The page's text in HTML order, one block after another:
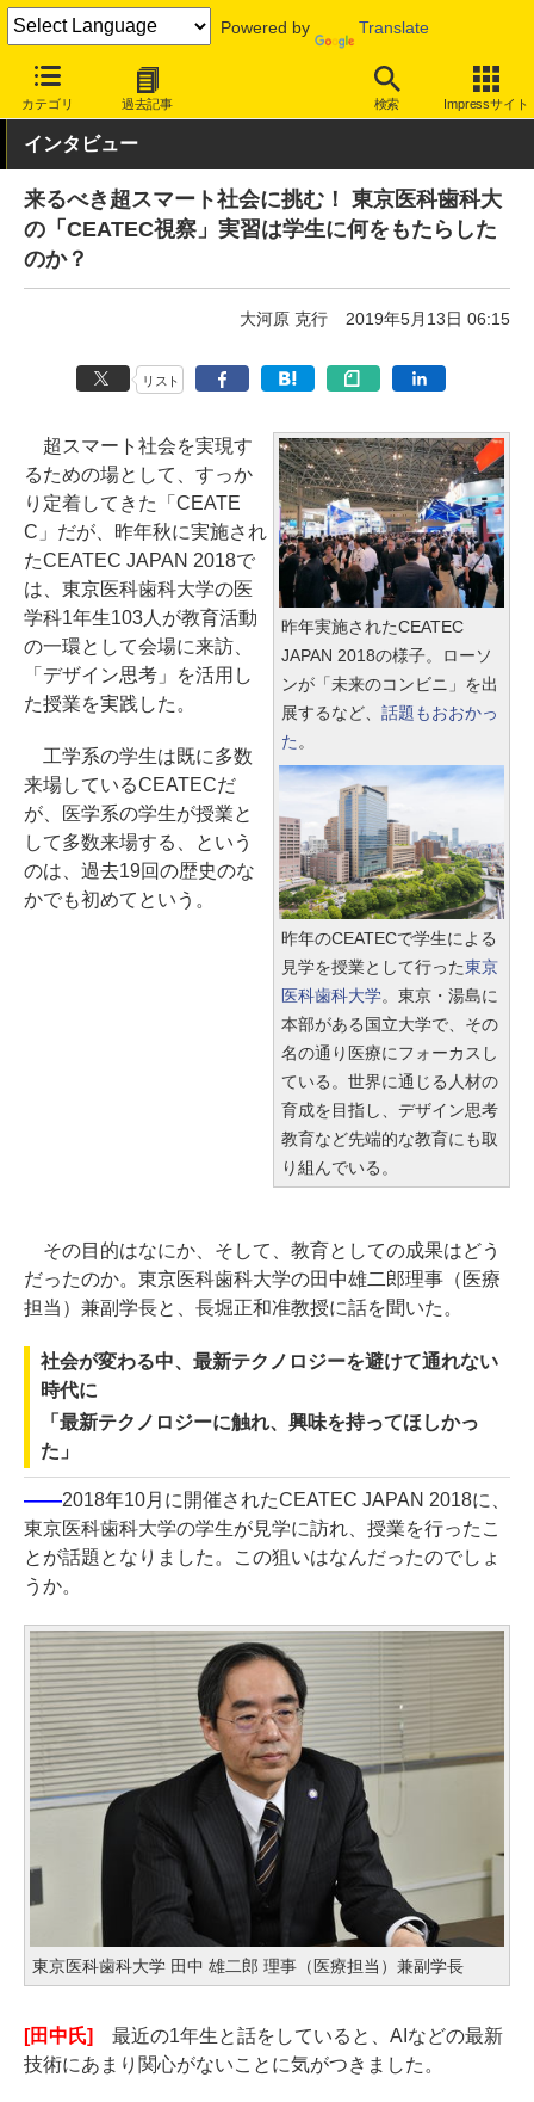
Powered by Translate
カテゴリ 過去記事 検索 Impressサイト
INTERNET Watch イベント CEATEC JAPAN
インタビュー
来るべき超スマート社会に挑む！ 東京医科歯科大
の「CEATEC視察」実習は学生に何をもたらした
のか？
大河原 克行 2019年5月13日 06:15
リスト
昨年実施されたCEATEC
JAPAN 2018の様子。ローソ
ンが「未来のコンビニ」を出
展するなど、 話題もおおかっ
た 。
昨年のCEATECで学生による
見学を授業として行った東京
医科歯科大学。東京・湯島に
本部がある国立大学で、その
名の通り医療にフォーカスし
ている。世界に通じる人材の
育成を目指し、デザイン思考
教育など先端的な教育にも取
り組んでいる。
超スマート社会を実現す
るための場として、すっか
り定着してきた「CEATE
C」だが、昨年秋に実施され
たCEATEC JAPAN 2018で
は、東京医科歯科大学の医
学科1年生103人が教育活動
の一環として会場に来訪、
「デザイン思考」を活用し
た授業を実践した。
工学系の学生は既に多数
来場しているCEATECだ
が、医学系の学生が授業と
して多数来場する、という
のは、過去19回の歴史のな
かでも初めてという。
その目的はなにか、そして、教育としての成果はどう
だったのか。東京医科歯科大学の田中雄二郎理事（医療
担当）兼副学長と、長堀正和准教授に話を聞いた。
社会が変わる中、最新テクノロジーを避けて通れない
時代に
「最新テクノロジーに触れ、興味を持ってほしかっ
た」
――2018年10月に開催されたCEATEC JAPAN 2018に、
東京医科歯科大学の学生が見学に訪れ、授業を行ったこ
とが話題となりました。この狙いはなんだったのでしょ
うか。
東京医科歯科大学 田中 雄二郎 理事（医療担当）兼副学長
[田中氏]
最近の1年生と話をしていると、AIなどの最新
技術にあまり関心がないことに気がつきました。